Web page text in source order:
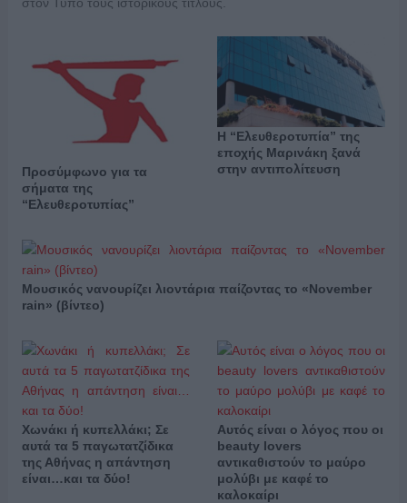
Προσύμφωνο για τα
σήματα της
“Ελευθεροτυπίας”
Η “Ελευθεροτυπία” της
εποχής Μαρινάκη ξανά
στην αντιπολίτευση
Μουσικός νανουρίζει λιοντάρια παίζοντας το «November
rain» (βίντεο)
Χωνάκι ή κυπελλάκι; Σε
αυτά τα 5 παγωτατζίδικα
της Αθήνας η απάντηση
είναι…και τα δύο!
Αυτός είναι ο λόγος που οι
beauty lovers
αντικαθιστούν το μαύρο
μολύβι με καφέ το
καλοκαίρι